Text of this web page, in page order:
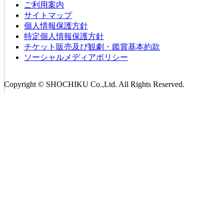
ご利用案内
サイトマップ
個人情報保護方針
特定個人情報保護方針
チケット販売及び観劇・鑑賞基本約款
ソーシャルメディアポリシー
Copyright © SHOCHIKU Co.,Ltd. All Rights Reserved.